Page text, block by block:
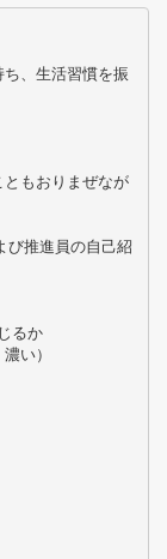
、生活習慣を振
もおりまぜなが
び推進員の自己紹
るか
い）